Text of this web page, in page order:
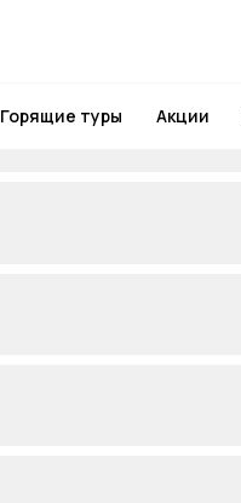
Горящие туры Акции